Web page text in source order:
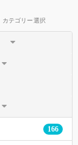
カテゴリー選択
166